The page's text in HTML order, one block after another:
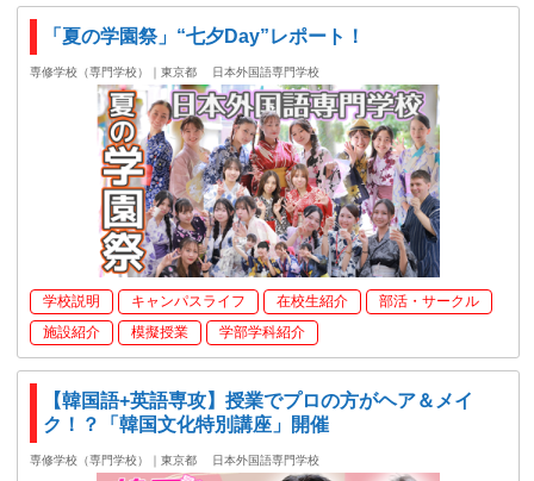
「夏の学園祭」“七夕Day”レポート！
専修学校（専門学校）｜東京都 日本外国語専門学校
学校説明 キャンパスライフ 在校生紹介
部活・サークル
施設紹介
模擬授業 学部学科紹介
【韓国語+英語専攻】授業でプロの方がヘア＆メイ
ク！？「韓国文化特別講座」開催
専修学校（専門学校）｜東京都 日本外国語専門学校